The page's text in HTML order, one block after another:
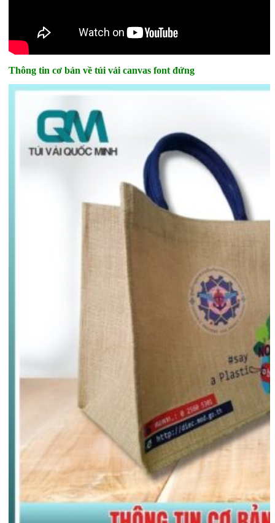
Thông tin cơ bản về túi vải canvas font đứng